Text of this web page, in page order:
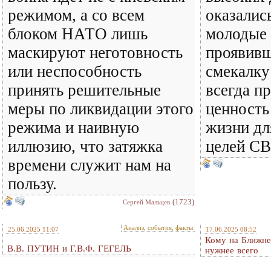
режимом, а со всем
блоком НАТО лишь
маскируют неготовность
или неспособность
принять решительные
меры по ликвидации этого
режима и наивную
иллюзию, что затяжка
времени служит нам на
пользу.
Сергей Мальцев (1723)
всегда
жизни
целей
25.06.2025 11:07 Анализ, события, факты
В.В. ПУТИН и Г.В.Ф. ГЕГЕЛЬ
17.06.2025 08:52
Кому на
нужнее всего